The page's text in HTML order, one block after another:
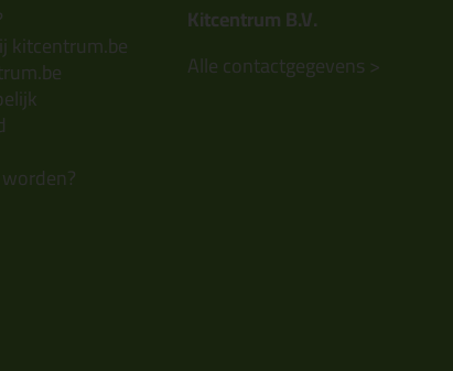
kitcentrum.be
Kitcentrum B.V.
Alle contactgegevens >